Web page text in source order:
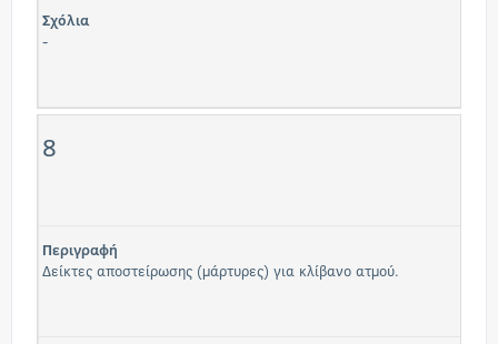
Σχόλια
-
8
Περιγραφή
Δείκτες αποστείρωσης (μάρτυρες) για κλίβανο ατμού.